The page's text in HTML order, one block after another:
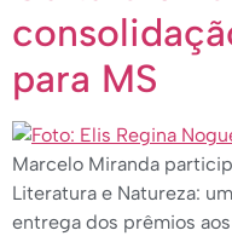
para MS
Marcelo Miranda
Literatura e Natureza:
entrega dos prêmios